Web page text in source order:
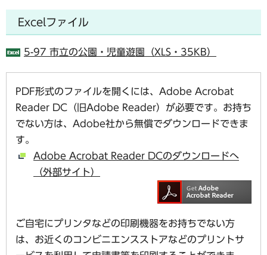
Excelファイル
5-97 市立の公園・児童遊園（XLS・35KB）
PDF形式のファイルを開くには、Adobe Acrobat
Reader DC（旧Adobe Reader）が必要です。お持ち
でない方は、Adobe社から無償でダウンロードできま
す。
Adobe Acrobat Reader DCのダウンロードへ
（外部サイト）
ご自宅にプリンタなどの印刷機器をお持ちでない方
は、お近くのコンビニエンスストアなどのプリントサ